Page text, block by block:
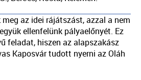
az idei rájátszást, azzal a nem
ellenfelünk pályaelőnyét. Ez
feladat, hiszen az alapszakász
Kaposvár tudott nyerni az Oláh